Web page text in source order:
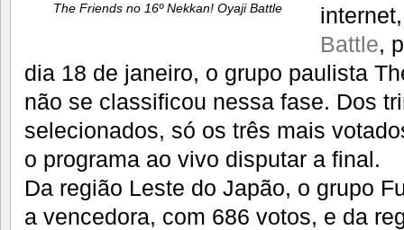
The Friends no 16º Nekkan! Oyaji Battle
Battle,
dia 18 de janeiro, o grupo paulista
não se classificou nessa fase. Dos
selecionados, só os três mais
o programa ao vivo disputar a final.
Da região Leste do Japão, o grupo
a vencedora, com 686 votos, e da